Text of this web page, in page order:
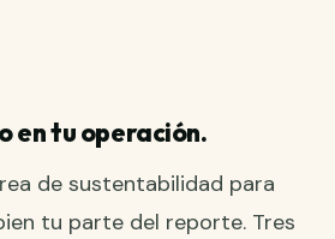
en tu operación.
de sustentabilidad para
tu parte del reporte. Tres